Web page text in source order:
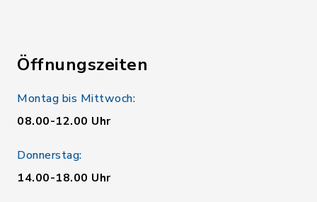
Öffnungszeiten
Montag bis Mittwoch:
08.00-12.00 Uhr
Donnerstag:
14.00-18.00 Uhr